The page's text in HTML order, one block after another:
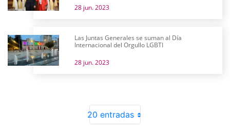
28 jun. 2023
Las Juntas Generales se suman al Día
Internacional del Orgullo LGBTI
28 jun. 2023
20 entradas